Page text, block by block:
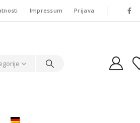
Impressum Prijava